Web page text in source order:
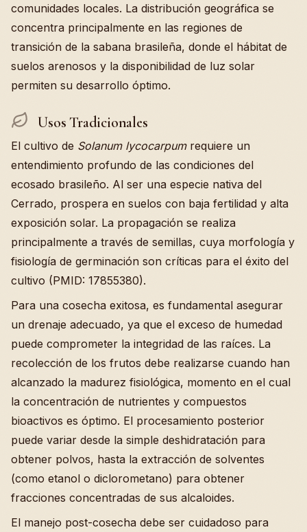
comunidades locales. La distribución geográfica se
concentra principalmente en las regiones de
transición de la sabana brasileña, donde el hábitat de
suelos arenosos y la disponibilidad de luz solar
permiten su desarrollo óptimo.
Usos Tradicionales
El cultivo de Solanum lycocarpumrequiere un
entendimiento profundo de las condiciones del
ecosado brasileño. Al ser una especie nativa del
Cerrado, prospera en suelos con baja fertilidad y alta
exposición solar. La propagación se realiza
principalmente a través de semillas, cuya morfología y
fisiología de germinación son críticas para el éxito del
cultivo (PMID: 17855380).
Para una cosecha exitosa, es fundamental asegurar
un drenaje adecuado, ya que el exceso de humedad
puede comprometer la integridad de las raíces. La
recolección de los frutos debe realizarse cuando han
alcanzado la madurez fisiológica, momento en el cual
la concentración de nutrientes y compuestos
bioactivos es óptimo. El procesamiento posterior
puede variar desde la simple deshidratación para
obtener polvos, hasta la extracción de solventes
(como etanol o diclorometano) para obtener
fracciones concentradas de sus alcaloides.
El manejo post-cosecha debe ser cuidadoso para